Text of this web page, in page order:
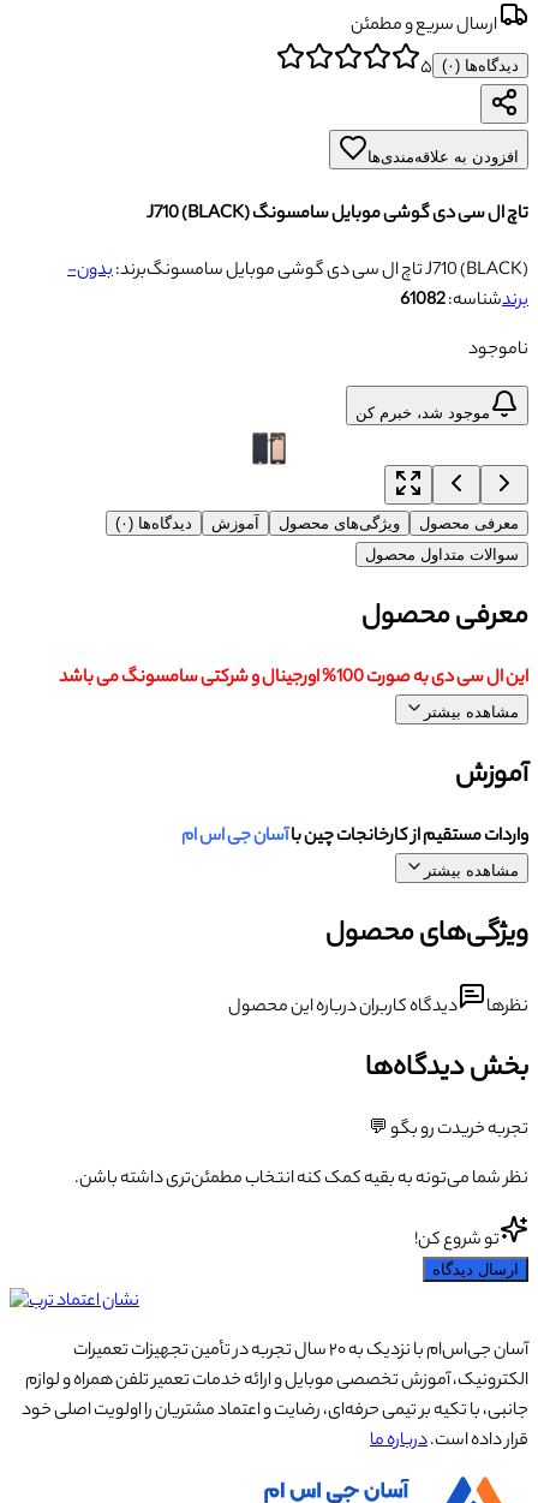
ارسال سریع و مطمئن
دیدگاه‌ها (۰) ۵
افزودن به علاقه‌مندی‌ها
تاچ ال سی دی گوشی موبایل سامسونگ J710 (BLACK)
تاچ ال سی دی گوشی موبایل سامسونگ J710 (BLACK)
برند:بدون-
برندشناسه:61082
ناموجود
موجود شد، خبرم کن
معرفی محصول ویژگی‌های محصول آموزش
دیدگاه‌ها (۰)
سوالات متداول محصول
معرفی محصول
این ال سی دی به صورت 100% اورجینال و شرکتی سامسونگ می باشد
مشاهده بیشتر
آموزش
واردات مستقیم از کارخانجات چین باآسان جی اس ام
مشاهده بیشتر
ویژگی‌های محصول
نظرها دیدگاه کاربران درباره این محصول
بخش دیدگاه‌ها
تجربه خریدت رو بگو 💬
نظر شما می‌تونه به بقیه کمک کنه انتخاب مطمئن‌تری داشته باشن.
تو شروع کن!
ارسال دیدگاه
آسان جی‌اس‌ام با نزدیک به ۲۰ سال تجربه در تأمین تجهیزات تعمیرات
الکترونیک، آموزش تخصصی موبایل و ارائه خدمات تعمیر تلفن همراه و لوازم
جانبی، با تکیه بر تیمی حرفه‌ای، رضایت و اعتماد مشتریان را اولویت اصلی خود
قرار داده است.درباره ما